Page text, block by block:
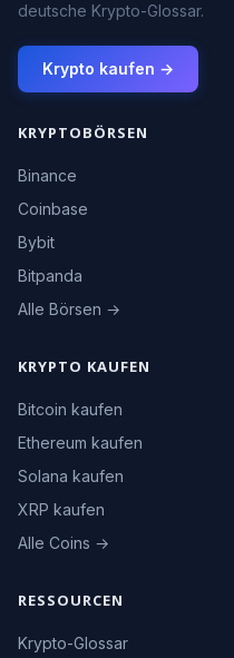
deutsche Krypto-Glossar.
Krypto kaufen →
KRYPTOBÖRSEN
Binance
Coinbase
Bybit
Bitpanda
Alle Börsen →
KRYPTO KAUFEN
Bitcoin kaufen
Ethereum kaufen
Solana kaufen
XRP kaufen
Alle Coins →
RESSOURCEN
Krypto-Glossar